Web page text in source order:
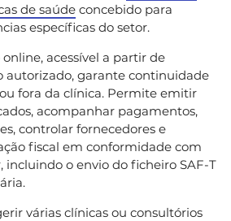
de saúde concebido para
específicas do setor.
acessível a partir de
autorizado, garante continuidade
fora da clínica. Permite emitir
acompanhar pagamentos,
controlar fornecedores e
fiscal em conformidade com
incluindo o envio do ficheiro SAF-T
várias clínicas ou consultórios